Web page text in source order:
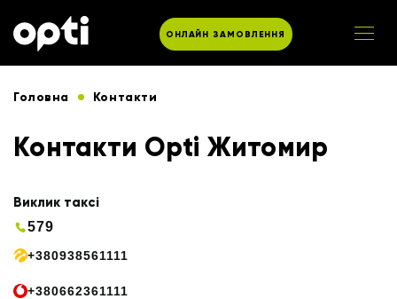
ОНЛАЙН ЗАМОВЛЕННЯ
Головна Контакти
Контакти Opti Житомир
Виклик таксі
579
+380938561111
+380662361111